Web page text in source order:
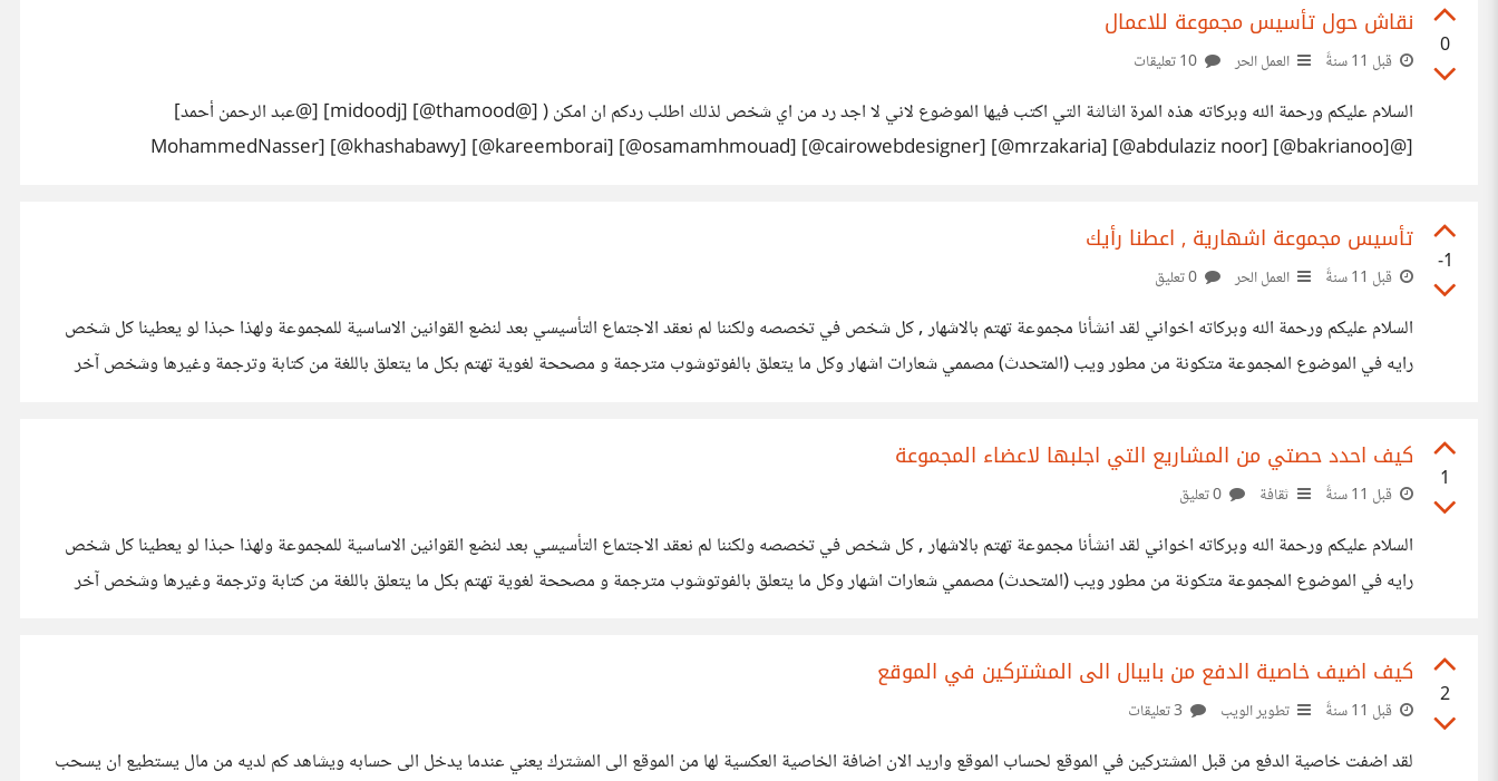
0
نقاش حول تأسيس مجموعة للاعمال
قبل 11 سنةً العمل الحر
السلام عليكم ورحمة الله وبركاته هذه المرة الثالثة التي اكتب فيها الموضوع لاني لا اجد رد من اي شخص لذلك اطلب ردكم ان امكن ( [@midoodj] [@thamood] [@عبد الرحمن أحمد]
[@MohammedNasser] [@khashabawy] [@kareemborai] [@osamamhmouad] [@cairowebdesigner] [@mrzakaria] [@abdulaziz noor] [@bakrianoo]
نعقد الاجتماع التأسيسي بعد لنضع القوانين الاساسية للمجموعة ولهذا حبذا لو يعطينا كل شخص رايه في الموضوع
-1
تأسيس مجموعة اشهارية , اعطنا رأيك
قبل 11 سنةً العمل الحر
السلام عليكم ورحمة الله وبركاته اخواني لقد انشأنا مجموعة تهتم بالاشهار , كل شخص في تخصصه ولكننا لم نعقد الاجتماع التأسيسي بعد لنضع القوانين الاساسية للمجموعة ولهذا حبذا لو يعطينا كل شخص
رايه في الموضوع المجموعة متكونة من مطور ويب (المتحدث) مصممي شعارات اشهار وكل ما يتعلق بالفوتوشوب مترجمة و مصححة لغوية تهتم بكل ما يتعلق باللغة من كتابة وترجمة وغيرها وشخص آخر
1
كيف احدد حصتي من المشاريع التي اجلبها لاعضاء المجموعة
قبل 11 سنةً ثقافة
السلام عليكم ورحمة الله وبركاته اخواني لقد انشأنا مجموعة تهتم بالاشهار , كل شخص في تخصصه ولكننا لم نعقد الاجتماع التأسيسي بعد لنضع القوانين الاساسية للمجموعة ولهذا حبذا لو يعطينا كل شخص
رايه في الموضوع المجموعة متكونة من مطور ويب (المتحدث) مصممي شعارات اشهار وكل ما يتعلق بالفوتوشوب مترجمة و مصححة لغوية تهتم بكل ما يتعلق باللغة من كتابة وترجمة وغيرها وشخص آخر
2
كيف اضيف خاصية الدفع من بايبال الى المشتركين في الموقع
قبل 11 سنةً تطوير الويب
لقد اضفت خاصية الدفع من قبل المشتركين في الموقع لحساب الموقع واريد الان اضافة الخاصية العكسية لها من الموقع الى المشترك يعني عندما يدخل الى حسابه ويشاهد كم لديه من مال يستطيع ان يسحب